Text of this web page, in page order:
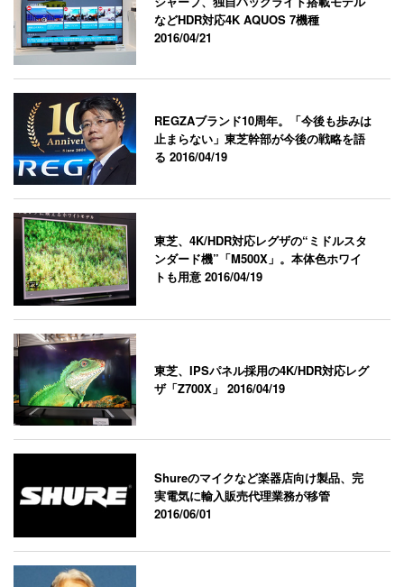
などHDR対応4K AQUOS 7機種
2016/04/21
REGZAブランド10周年。「今後も歩みは
止まらない」東芝幹部が今後の戦略を語
る2016/04/19
東芝、4K/HDR対応レグザの“ミドルスタ
ンダード機”「M500X」。本体色ホワイ
トも用意2016/04/19
東芝、IPSパネル採用の4K/HDR対応レグ
ザ「Z700X」2016/04/19
Shureのマイクなど楽器店向け製品、完
実電気に輸入販売代理業務が移管
2016/06/01